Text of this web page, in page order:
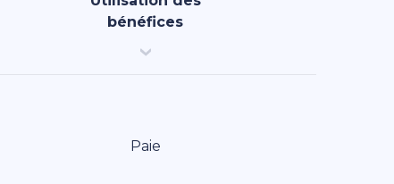
bénéfices
Paie